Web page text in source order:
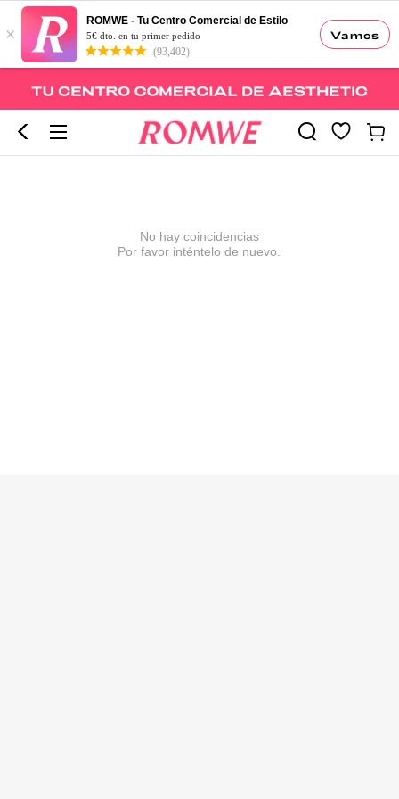
Vamos
×
ROMWE - Tu Centro Comercial de Estilo
5€ dto. en tu primer pedido
(93,402)
No hay coincidencias
Por favor inténtelo de nuevo.